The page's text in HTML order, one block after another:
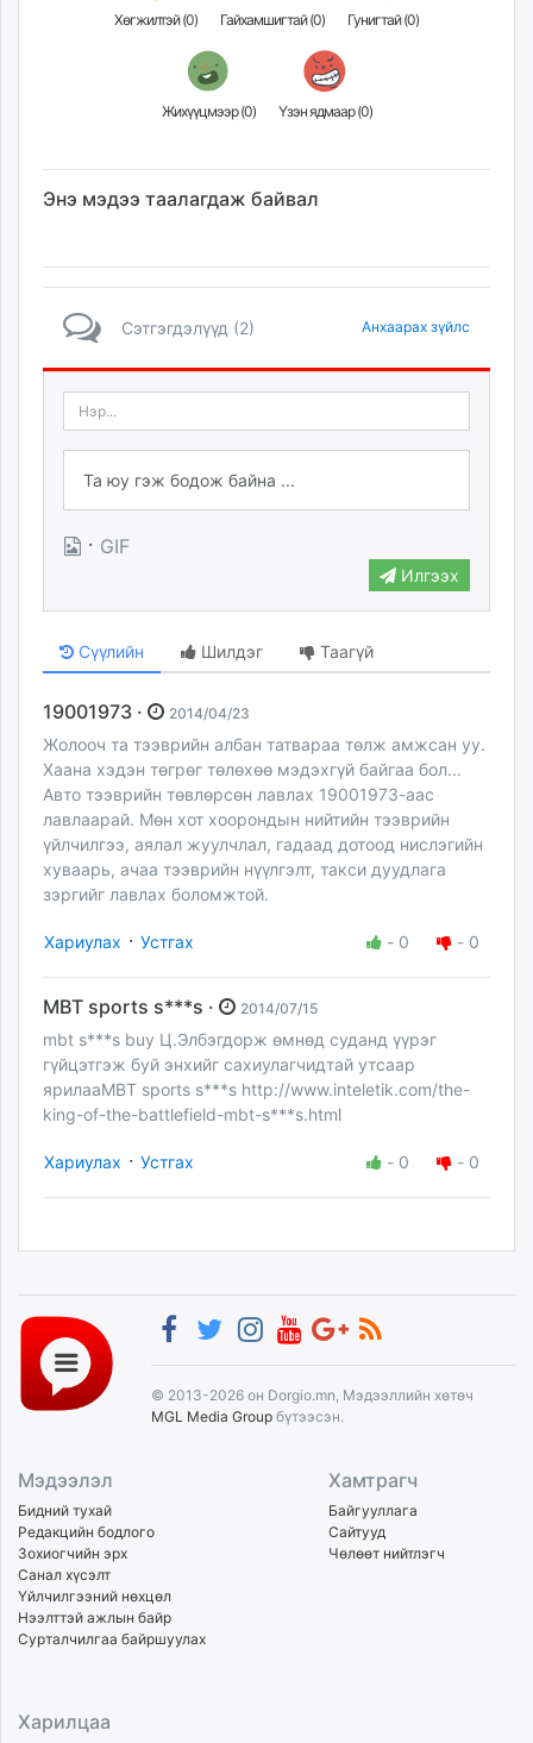
Хөгжилтэй (0) Гайхамшигтай (0) Гунигтай (0)
Жихүүцмээр (0) Үзэн ядмаар (0)
Энэ мэдээ таалагдаж байвал
Сэтгэгдэлүүд (2) Анхаарах зүйлс
· GIF
Илгээх
Сүүлийн Шилдэг Таагүй
19001973 · 2014/04/23
Жолооч та тээврийн албан татвараа төлж амжсан уу.
Хаана хэдэн төгрөг төлөхөө мэдэхгүй байгаа бол...
Авто тээврийн төвлөрсөн лавлах 19001973-аас
лавлаарай. Мөн хот хоорондын нийтийн тээврийн
үйлчилгээ, аялал жуулчлал, гадаад дотоод нислэгийн
хуваарь, ачаа тээврийн нүүлгэлт, такси дуудлага
зэргийг лавлах боломжтой.
Хариулах · Устгах - 0 - 0
MBT sports s***s · 2014/07/15
mbt s***s buy Ц.Элбэгдорж өмнөд суданд үүрэг
гүйцэтгэж буй энхийг сахиулагчидтай утсаар
ярилааMBT sports s***s http://www.inteletik.com/the-
king-of-the-battlefield-mbt-s***s.html
Хариулах · Устгах - 0 - 0
© 2013-2026 он Dorgio.mn, Мэдээллийн хөтөч
MGL Media Group бүтээсэн.
Мэдээлэл
Бидний тухай
Редакцийн бодлого
Зохиогчийн эрх
Санал хүсэлт
Үйлчилгээний нөхцөл
Нээлттэй ажлын байр
Сурталчилгаа байршуулах
Хамтрагч
Байгууллага
Сайтууд
Чөлөөт нийтлэгч
Харилцаа